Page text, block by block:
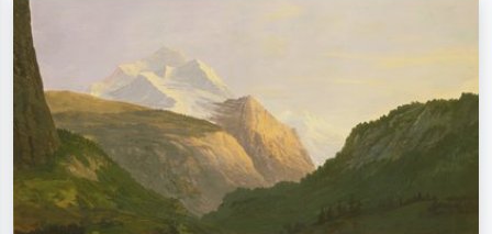
Suchen Sie nach Künstlern, Werktiteln
Sternennacht, Impressionismus, Welle
Hokusai, Akt.